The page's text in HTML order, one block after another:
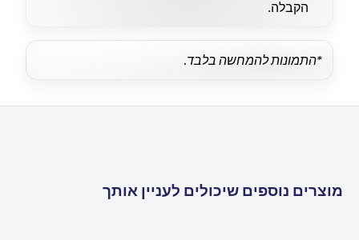
הקבלה.
*התמונות להמחשה בלבד.
מוצרים נוספים שיכולים לעניין אותך